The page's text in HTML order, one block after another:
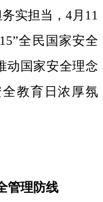
实担当，4月11
全民国家安全
动国家安全理念
教育日浓厚氛
管理防线